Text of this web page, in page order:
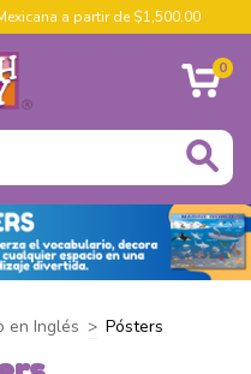
a partir de $1,500.00
0
en Inglés > Pósters